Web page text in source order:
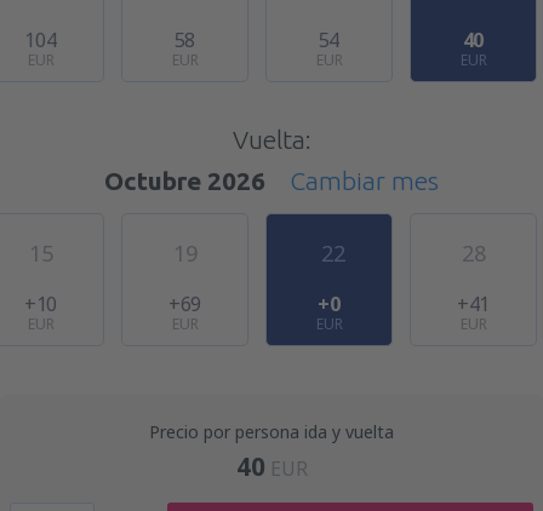
104
EUR
58
EUR
54
EUR
40
EUR
Vuelta:
Octubre 2026
Cambiar mes
15
+10
EUR
19
+69
EUR
22
+0
EUR
28
+41
EUR
Precio por persona ida y vuelta
40 EUR